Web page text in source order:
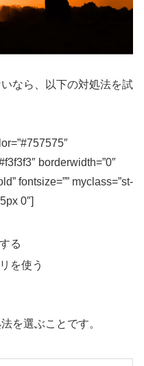
なら、以下の対処法を試
borderwidth=”0″
fontsize=”” myclass=”st-
0″]
る
を使う
を選ぶことです。